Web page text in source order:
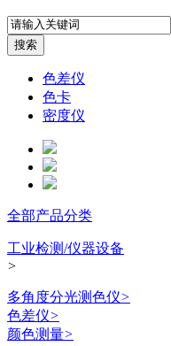
色差仪
色卡
密度仪
全部产品分类
工业检测/仪器设备
>
多角度分光测色仪>
色差仪>
颜色测量>